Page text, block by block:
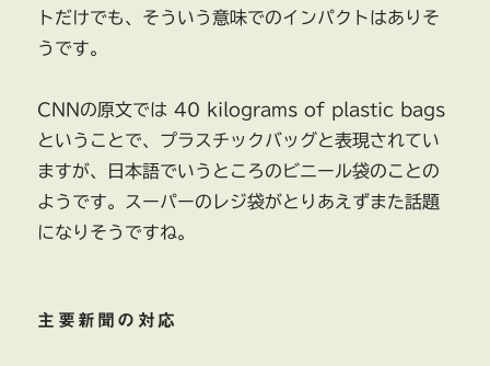
トだけでも、そういう意味でのインパクトはありそ
うです。
CNNの原文では 40 kilograms of plastic bags
ということで、プラスチックバッグと表現されてい
ますが、日本語でいうところのビニール袋のことの
ようです。スーパーのレジ袋がとりあえずまた話題
になりそうですね。
主要新聞の対応